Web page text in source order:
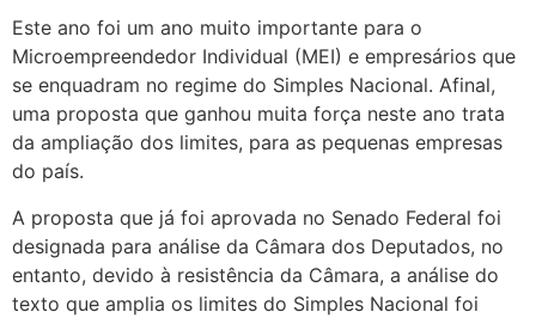
Este ano foi um ano muito importante para o
Microempreendedor Individual (MEI) e empresários que
se enquadram no regime do Simples Nacional. Afinal,
uma proposta que ganhou muita força neste ano trata
da ampliação dos limites, para as pequenas empresas
do país.
A proposta que já foi aprovada no Senado Federal foi
designada para análise da Câmara dos Deputados, no
entanto, devido à resistência da Câmara, a análise do
texto que amplia os limites do Simples Nacional foi